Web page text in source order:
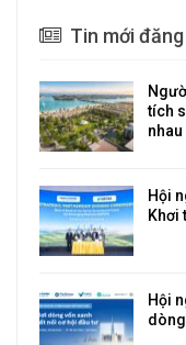
Tin mới đăng
tích
nhau
Hội
Khơi
Hội